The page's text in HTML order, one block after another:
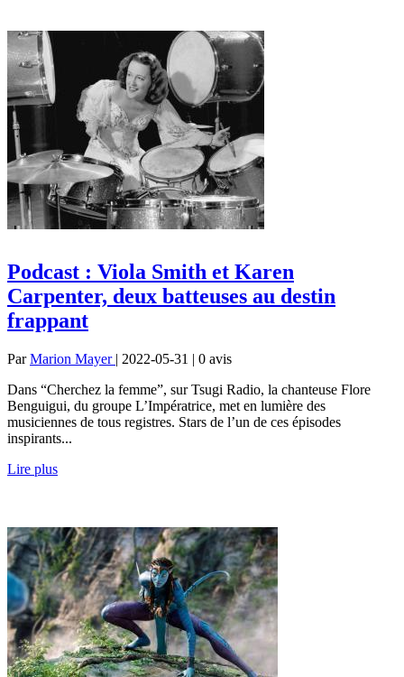
Podcast : Viola Smith et Karen
Carpenter, deux batteuses au destin
frappant
ParMarion Mayer | 2022-05-31 | 0 avis
Dans “Cherchez la femme”, sur Tsugi Radio, la chanteuse Flore
Benguigui, du groupe L’Impératrice, met en lumière des
musiciennes de tous registres. Stars de l’un de ces épisodes
inspirants...
Lire plus